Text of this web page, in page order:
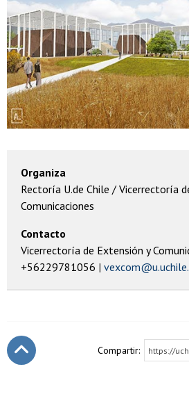
Organiza
Rectoría U.de Chile / Vicerrectoría
Comunicaciones
Contacto
Vicerrectoría de Extensión y
+56229781056
Compartir: https://